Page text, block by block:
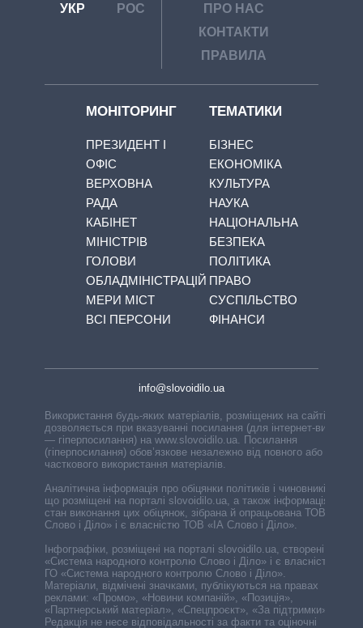
УКР РОС
ПРО НАС
КОНТАКТИ
ПРАВИЛА
МОНІТОРИНГ
ПРЕЗИДЕНТ І
ОФІС
ВЕРХОВНА
РАДА
КАБІНЕТ
МІНІСТРІВ
ГОЛОВИ
ОБЛАДМІНІСТРАЦІЙ
МЕРИ МІСТ
ВСІ ПЕРСОНИ
ТЕМАТИКИ
БІЗНЕС
ЕКОНОМІКА
КУЛЬТУРА
НАУКА
НАЦІОНАЛЬНА
БЕЗПЕКА
ПОЛІТИКА
ПРАВО
СУСПІЛЬСТВО
ФІНАНСИ
info@slovoidilo.ua
Використання будь-яких матеріалів, розміщених на сайті,
дозволяється при вказуванні посилання (для інтернет-видань
— гіперпосилання) на www.slovoidilo.ua. Посилання
(гіперпосилання) обов’язкове незалежно від повного або
часткового використання матеріалів.
Аналітична інформація про обіцянки політиків і чиновників,
що розміщені на порталі slovoidilo.ua, а також інформація про
стан виконання цих обіцянок, зібрана й опрацьована ТОВ «ІА
Слово і Діло» і є власністю ТОВ «ІА Слово і Діло».
Інфографіки, розміщені на порталі slovoidilo.ua, створені ГО
«Система народного контролю Слово і Діло» і є власністю
ГО «Система народного контролю Слово і Діло».
Матеріали, відмічені значками, публікуються на правах
реклами: «Промо», «Новини компаній», «Позиція»,
«Партнерський матеріал», «Спецпроєкт», «За підтримки».
Редакція не несе відповідальності за факти та оціночні